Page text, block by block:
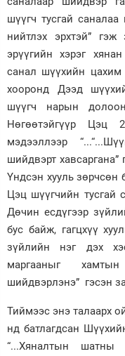
шүүгч тусгай
нийтлэх эрхтэй”
эрүүгийн хэрэг
санал шүүхийн цахим
хооронд Дээд
шүүгч нарын
Нөгөөтэйгүүр Цэц
мэдээллээр
шийдвэрт
Үндсэн хууль зөрчсөн
Цэц шүүгчийн тусгай
Дөчин есдүгээр
бус байж, гагцхүү
зүйлийн нэг дэх
маргааныг
шийдвэрлэнэ” гэсэн
Тиймээс энэ талаарх
нд батлагдсан
“...Хяналтын шатны